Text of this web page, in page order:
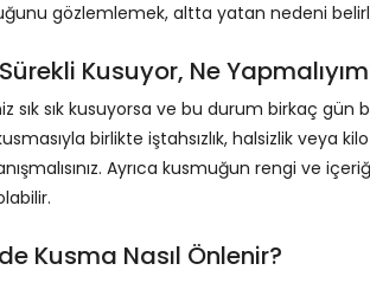
gözlemlemek, altta yatan nedeni
Kusuyor, Ne
sık sık kusuyorsa ve bu durum birkaç
birlikte iştahsızlık, halsizlik veya
Ayrıca kusmuğun rengi ve
Kusma Nasıl Önlenir?